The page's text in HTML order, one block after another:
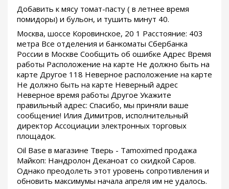
Добавить к мясу томат-пасту ( в летнее время
помидоры) и бульон, и тушить минут 40.
Москва, шоссе Коровинское, 20 1 Расстояние: 403
метра Все отделения и банкоматы Сбербанка
России в Москве Сообщить об ошибке Адрес Время
работы Расположение на карте Не должно быть на
карте Другое 118 Неверное расположение на карте
Не должно быть на карте Неверный адрес
Неверное время работы Другое Укажите
правильный адрес: Спасибо, мы приняли ваше
сообщение! Илия Димитров, исполнительный
директор Ассоциации электронных торговых
площадок.
Oil Base в магазине Тверь - Tamoximed продажа
Майкоп: Нандролон Деканоат со скидкой Саров.
Однако преодолеть этот уровень сопротивления и
обновить максимумы начала апреля им не удалось.